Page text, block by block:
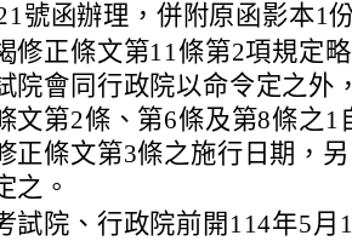
號函辦理，併附原函影本1
修正條文第11條第2項規定
院會同行政院以命令定之外
文第2條、第6條及第8條之1
正條文第3條之施行日期，
之。
試院、行政院前開114年5月